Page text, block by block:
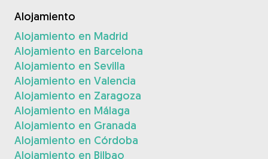
Alojamiento
Alojamiento en Madrid
Alojamiento en Barcelona
Alojamiento en Sevilla
Alojamiento en Valencia
Alojamiento en Zaragoza
Alojamiento en Málaga
Alojamiento en Granada
Alojamiento en Córdoba
Alojamiento en Bilbao